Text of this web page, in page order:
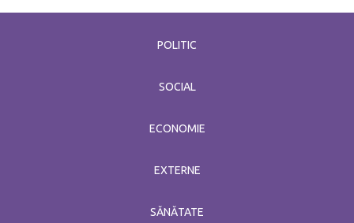
POLITIC
SOCIAL
ECONOMIE
EXTERNE
SĂNĂTATE